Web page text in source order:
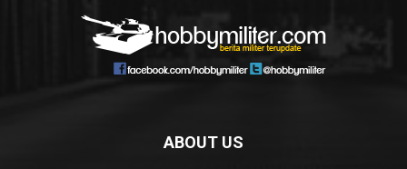
ABOUT US